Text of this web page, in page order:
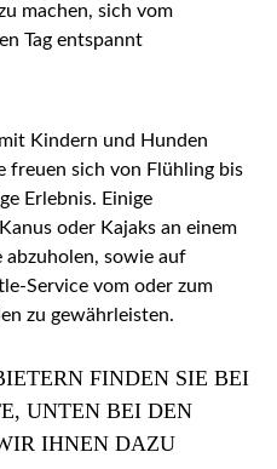
machen, sich vom
Tag entspannt
Kindern und Hunden
freuen sich von Flühling bis
Erlebnis. Einige
oder Kajaks an einem
abzuholen, sowie auf
Service vom oder zum
zu gewährleisten.
FINDEN SIE BEI
UNTEN BEI DEN
IHNEN DAZU